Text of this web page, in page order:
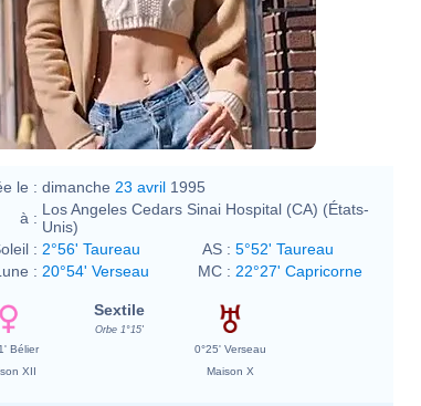
le : dimanche 23 avril 1995
à : Los Angeles Cedars Sinai Hospital (CA) (États-
Unis)
: 2°56' Taureau AS : 5°52' Taureau
: 20°54' Verseau MC : 22°27' Capricorne
Sextile
Orbe 1°15'
Bélier
0°25' Verseau
XII
Maison X